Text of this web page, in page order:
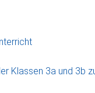
Klassen 3a und 3b